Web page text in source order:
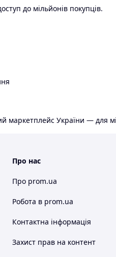
до мільйонів покупців.
маркетплейс України — для
Про нас
Про prom.ua
Робота в prom.ua
Контактна інформація
Захист прав на контент